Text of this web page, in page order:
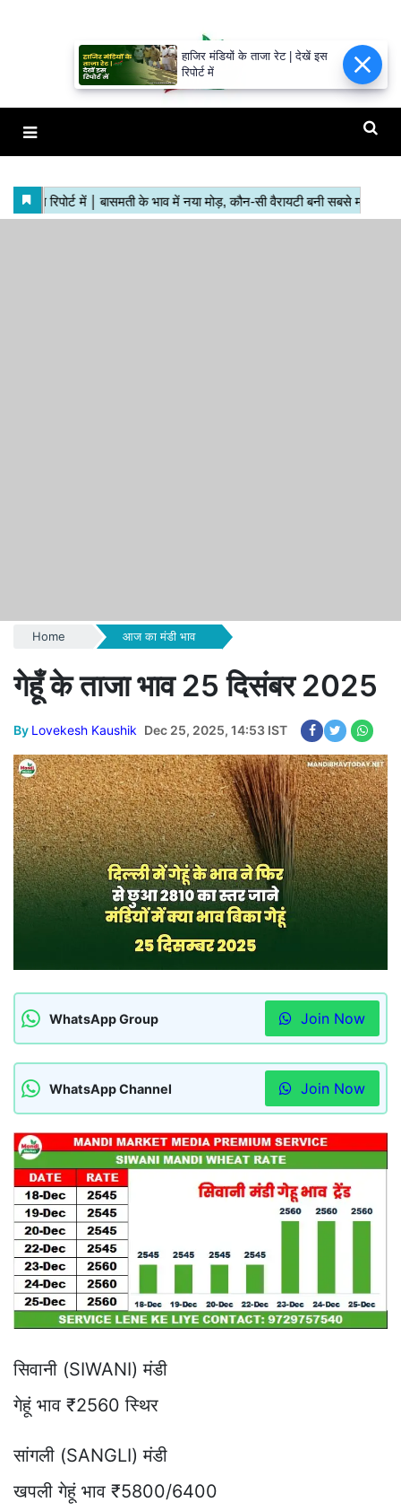
Home आज का मंडी भाव
गेहूँ के ताजा भाव 25 दिसंबर 2025
By Lovekesh Kaushik Dec 25, 2025, 14:53 IST
WhatsApp Group Join Now
WhatsApp Channel Join Now
सिवानी (SIWANI) मंडी
गेहूं भाव ₹2560 स्थिर
सांगली (SANGLI) मंडी
खपली गेहूं भाव ₹5800/6400
हाजिर मंडियों के ताजा रेट | देखें इस
रिपोर्ट में